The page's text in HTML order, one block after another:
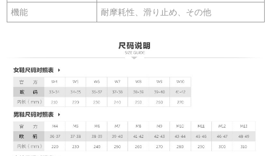
機能 耐摩耗性、滑り止め、その他